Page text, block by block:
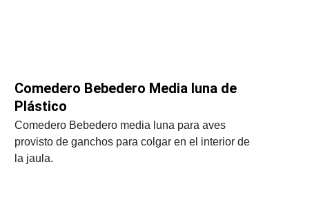
Comedero Bebedero media luna para aves
provisto de ganchos para colgar en el interior de
la jaula.
Comedero Bebedero Media luna de
Plástico